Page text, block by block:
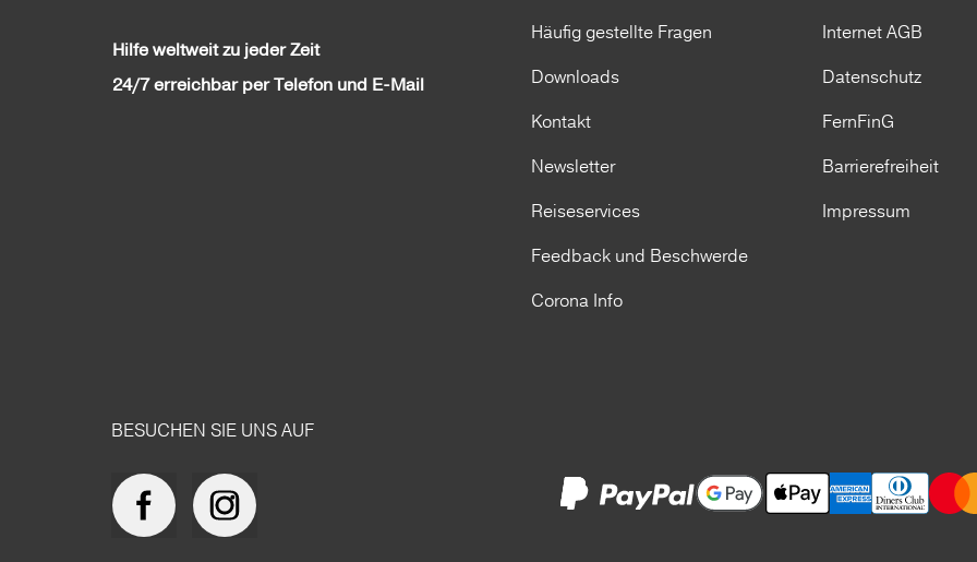
Hilfe weltweit zu jeder Zeit
24/7 erreichbar per Telefon und E-Mail
Häufig gestellte Fragen
Downloads
Kontakt
Newsletter
Reiseservices
Feedback und Beschwerde
Corona Info
Internet AGB
Datenschutz
FernFinG
Barrierefreiheit
Impressum
BESUCHEN SIE UNS AUF